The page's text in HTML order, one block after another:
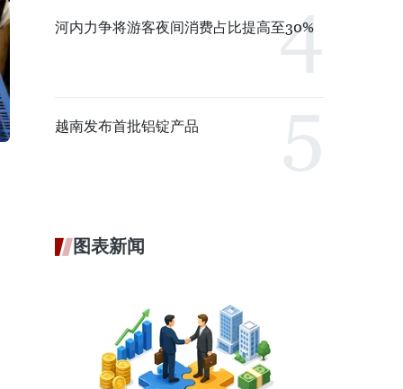
河内力争将游客夜间消费占比提高至30%
越南发布首批铝锭产品
图表新闻